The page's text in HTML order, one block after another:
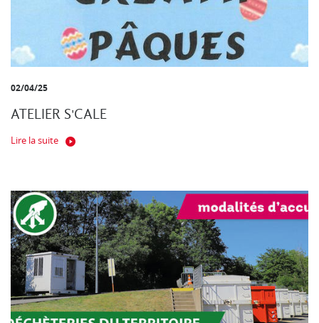
02/04/25
ATELIER S'CALE
Lire la suite